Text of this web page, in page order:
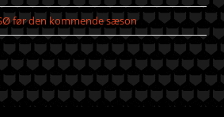
før den kommende sæson